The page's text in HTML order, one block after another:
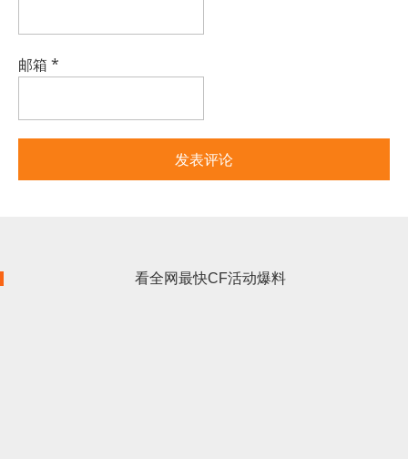
邮箱 *
看全网最快CF活动爆料